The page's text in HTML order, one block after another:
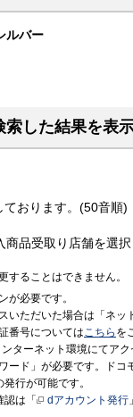
ルバー
索した結果を表
おります。(50音順)
品受取り店舗を選択
することはできません。
が必要です。
いただいた場合は「ネッ
番号についてはこちら を
ターネット環境にてア
ード」が必要です。ドコ
行が可能です。
は「
dアカウント発行